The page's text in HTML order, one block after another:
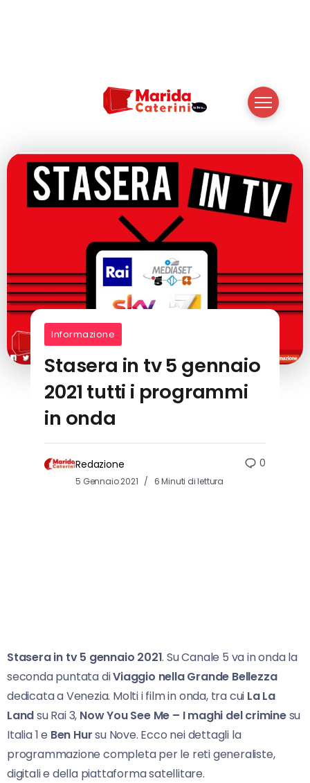
Informazione
Stasera in tv 5 gennaio
2021 tutti i programmi
in onda
Redazione
5 Gennaio 2021 6 Minuti di lettura
0
Stasera in tv 5 gennaio 2021. Su Canale 5 va in onda la
seconda puntata diViaggio nella Grande Bellezza
dedicata a Venezia. Molti i film in onda, tra cui La La
Landsu Rai 3, Now You See Me – I maghi del criminesu
Italia 1 e Ben Hursu Nove. Ecco nei dettagli la
programmazione completa per le reti generaliste,
digitali e della piattaforma satellitare.